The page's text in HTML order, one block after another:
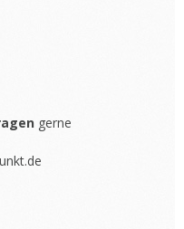
gerne